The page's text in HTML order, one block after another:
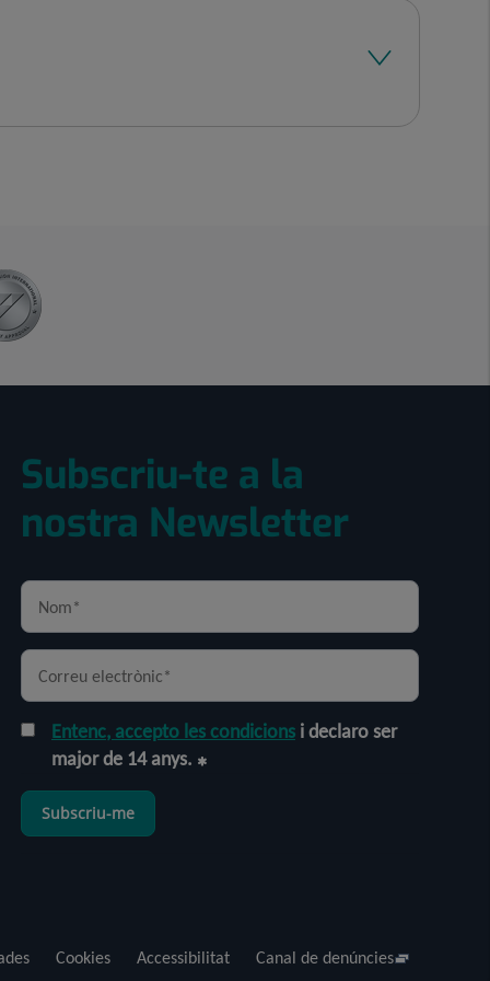
Subscriu-te a la
nostra Newsletter
Entenc, accepto les condicions i declaro ser
major de 14 anys.
Subscriu-me
Cookies Accessibilitat Canal de denúncies